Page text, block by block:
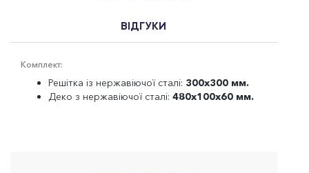
ВІДГУКИ
Комплект:
Решітка із нержавіючої сталі: 300x300 мм.
Деко з нержавіючої сталі: 480x100x60 мм.